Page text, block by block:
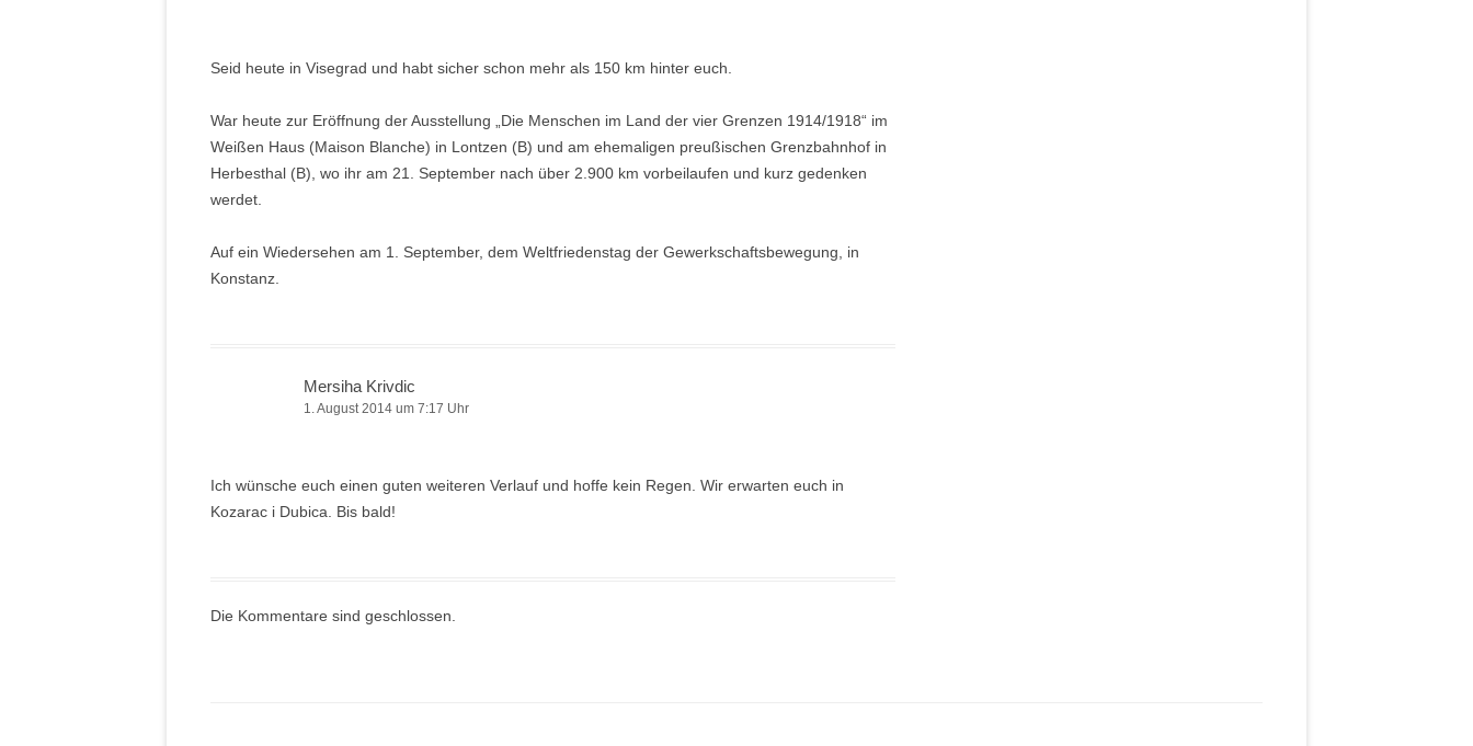
Seid heute in Visegrad und habt sicher schon mehr als 150 km hinter euch.
War heute zur Eröffnung der Ausstellung „Die Menschen im Land der vier Grenzen 1914/1918“ im
Weißen Haus (Maison Blanche) in Lontzen (B) und am ehemaligen preußischen Grenzbahnhof in
Herbesthal (B), wo ihr am 21. September nach über 2.900 km vorbeilaufen und kurz gedenken
werdet.
Auf ein Wiedersehen am 1. September, dem Weltfriedenstag der Gewerkschaftsbewegung, in
Konstanz.
Mersiha Krivdic
1. August 2014 um 7:17 Uhr
Ich wünsche euch einen guten weiteren Verlauf und hoffe kein Regen. Wir erwarten euch in
Kozarac i Dubica. Bis bald!
Die Kommentare sind geschlossen.